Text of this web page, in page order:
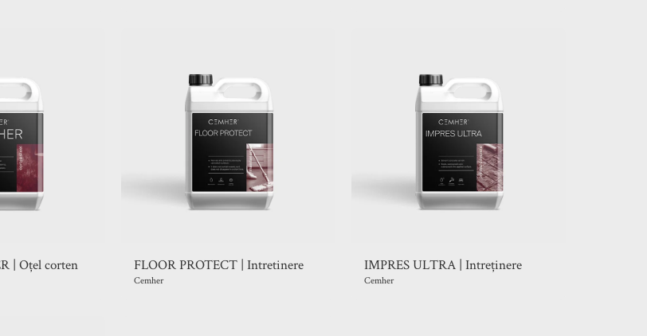
| Oțel corten FLOOR PROTECT | Intretinere
Cemher
IMPRES ULTRA | Intreținere
Cemher